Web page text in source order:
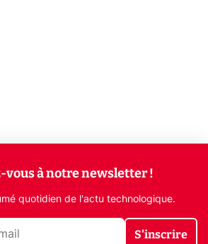
vous à notre newsletter !
quotidien de l'actu technologique.
S'inscrire